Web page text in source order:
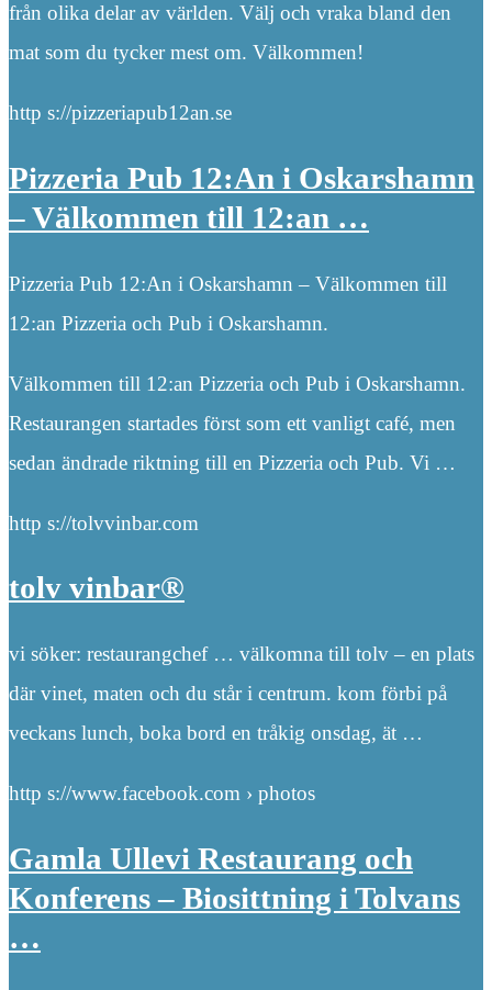
från olika delar av världen. Välj och vraka bland den
mat som du tycker mest om. Välkommen!
http s://pizzeriapub12an.se
Pizzeria Pub 12:An i Oskarshamn
– Välkommen till 12:an …
Pizzeria Pub 12:An i Oskarshamn – Välkommen till
12:an Pizzeria och Pub i Oskarshamn.
Välkommen till 12:an Pizzeria och Pub i Oskarshamn.
Restaurangen startades först som ett vanligt café, men
sedan ändrade riktning till en Pizzeria och Pub. Vi …
http s://tolvvinbar.com
tolv vinbar®
vi söker: restaurangchef … välkomna till tolv – en plats
där vinet, maten och du står i centrum. kom förbi på
veckans lunch, boka bord en tråkig onsdag, ät …
http s://www.facebook.com › photos
Gamla Ullevi Restaurang och
Konferens – Biosittning i Tolvans
…